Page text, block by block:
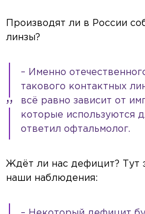
Производят ли в России
линзы?
– Именно
такового контактных
всё равно зависит от
которые используются
ответил офтальмолог.
Ждёт ли нас дефицит? Тут
наши наблюдения: